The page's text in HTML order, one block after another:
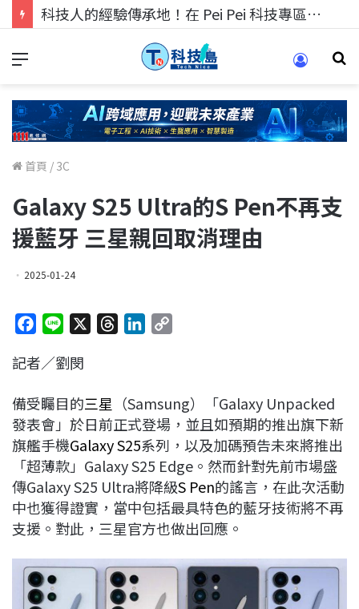
科技人的經驗傳承地！在 Pei Pei 科技專區，與學弟妹交流最硬核的技術
首頁 / 3C
Galaxy S25 Ultra的S Pen不再支
援藍牙 三星親回取消理由
2025-01-24
c
b
o
o
k
n
a
d
s
e
d
I
n
L
n
k
記者／劉閔
備受矚目的三星 （Samsung）「Galaxy Unpacked
發表會」於日前正式登場，並且如預期的推出旗下新
旗艦手機Galaxy S25系列，以及加碼預告未來將推出
「超薄款」Galaxy S25 Edge。然而針對先前市場盛
傳Galaxy S25 Ultra將降級S Pen的謠言，在此次活動
中也獲得證實，當中包括最具特色的藍牙技術將不再
支援。對此，三星官方也做出回應。